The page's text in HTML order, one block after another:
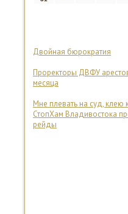
Двойная бюрократия
Проректоры ДВФУ
месяца
Мне плевать на суд, клею
СтопХам Владивостока
рейды